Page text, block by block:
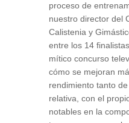
proceso de
nuestro director del
Calistenia y
entre los 14
mítico concurso
cómo se mejoran
rendimiento tanto
relativa, con el
notables en la